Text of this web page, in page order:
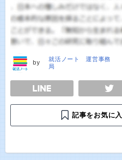
by
就活ノート 運営事務
局
TWEET
記事をお気に